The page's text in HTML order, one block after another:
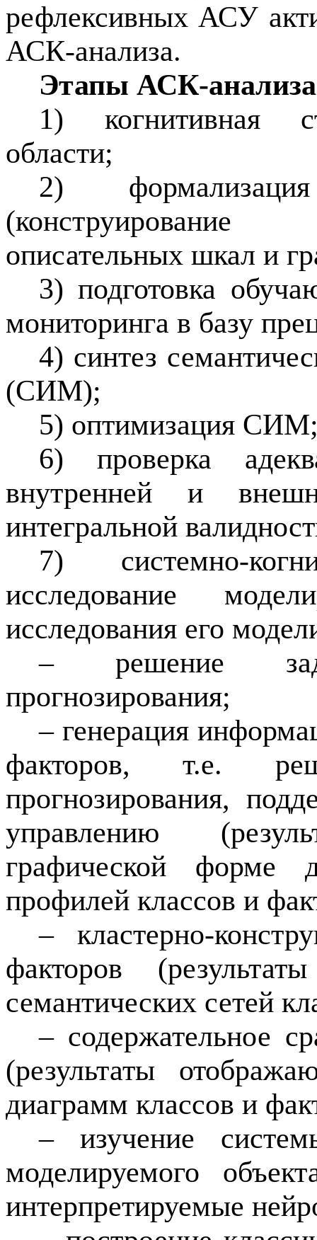
рефлексивных АСУ
АСК-анализа.
Этапы АСК-
1) когнитивная
области;
2)
описательных шкал и
3) подготовка
мониторинга в базу
4) синтез
(СИМ);
5) оптимизация
6) проверка
внутренней и
интегральной
7) системно-
исследование
исследования его
– решение
прогнозирования;
– генерация
факторов, т.е.
прогнозирования,
управлению
графической форме
профилей классов и
– кластерно-
факторов
семантических сетей
– содержательное
(результаты
диаграмм классов и
– изучение
моделируемого
интерпретируемые